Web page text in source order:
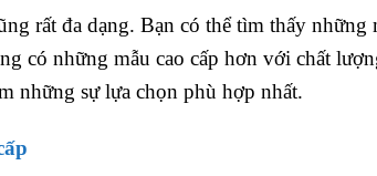
rất đa dạng. Bạn có thể tìm thấy
có những mẫu cao cấp hơn với chất
những sự lựa chọn phù hợp nhất.